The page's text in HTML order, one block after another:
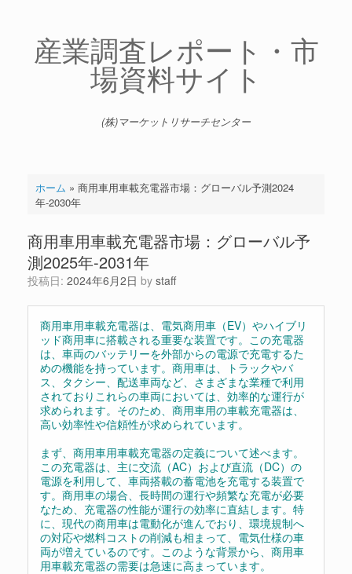
産業調査レポート・市
場資料サイト
(株)マーケットリサーチセンター
ホーム » 商用車用車載充電器市場：グローバル予測2024
年-2030年
商用車用車載充電器市場：グローバル予
測2025年-2031年
投稿日: 2024年6月2日 by staff
商用車用車載充電器は、電気商用車（EV）やハイブリ
ッド商用車に搭載される重要な装置です。この充電器
は、車両のバッテリーを外部からの電源で充電するた
めの機能を持っています。商用車は、トラックやバ
ス、タクシー、配送車両など、さまざまな業種で利用
されておりこれらの車両においては、効率的な運行が
求められます。そのため、商用車用の車載充電器は、
高い効率性や信頼性が求められています。
まず、商用車用車載充電器の定義について述べます。
この充電器は、主に交流（AC）および直流（DC）の
電源を利用して、車両搭載の蓄電池を充電する装置で
す。商用車の場合、長時間の運行や頻繁な充電が必要
なため、充電器の性能が運行の効率に直結します。特
に、現代の商用車は電動化が進んでおり、環境規制へ
の対応や燃料コストの削減も相まって、電気仕様の車
両が増えているのです。このような背景から、商用車
用車載充電器の需要は急速に高まっています。